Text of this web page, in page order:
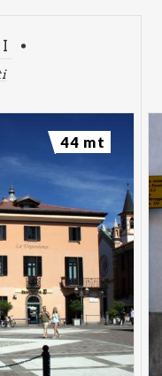
gara è di ore
m-Il tempo
gara è di ore
-
face book:
44 mt